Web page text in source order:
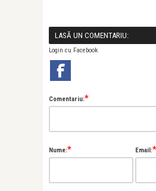
LASĂ UN COMENTARIU:
Login cu Facebook
Comentariu:*
Nume:* Email:*